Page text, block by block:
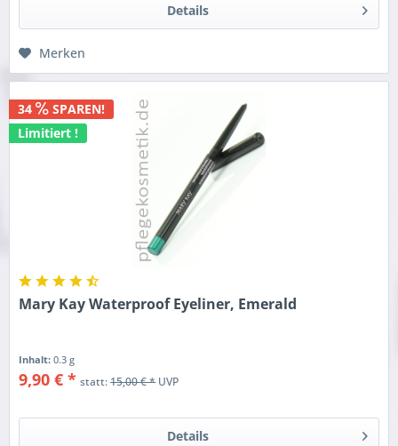
Details
Merken
34
SPAREN!
Limitiert !
Mary Kay Waterproof Eyeliner, Emerald
Inhalt:0.3 g
9,90 € * statt:15,00 € *UVP
Details